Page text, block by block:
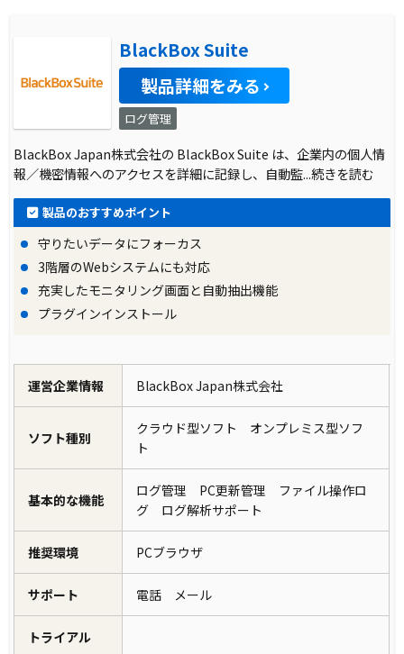
使用していましたが、ソフトウェアとハードウ
ェアの統合による運用保守の課題がありまし
た。また、監視設定のバックアップやリストア
に関しても、他の製品では複雑な操作やコマン
ドが必要で、効率的な運用が難しい状況でし
た。
導入前の課題に対する解決策
X-MONの導入を検討した際、その運用保守の容
易さや、ソフト・ハードに関する一元的なサポ
ートを受けられる点が評価されました。特に、
ックアップ・リストアが実行できる点や、スタ
ンバイ機への同期もワンタッチで可能であるた
め、これらの機能が導入の決め手となりまし
製品の導入により改善した業務
X-MONの導入により、既存のシステムを統廃合
することができ、システムごとの教育やスキル
トランスファーのコストを削減することができ
ました。また、X-MONのユーザ管理機能を活用
BlackBox Suite
製品詳細をみる
ログ管理
BlackBox Japan株式会社の BlackBox Suite は、企業内の個人情
報／機密情報へのアクセスを詳細に記録し、自動監...続きを読む
製品のおすすめポイント
守りたいデータにフォーカス
3階層のWebシステムにも対応
充実したモニタリング画面と自動抽出機能
プラグインインストール
運営企業情報 BlackBox Japan株式会社
ソフト種別
クラウド型ソフト オンプレミス型ソフ
ト
基本的な機能
ログ管理 PC更新管理 ファイル操作ロ
グ ログ解析サポート
推奨環境 PCブラウザ
サポート 電話 メール
トライアル